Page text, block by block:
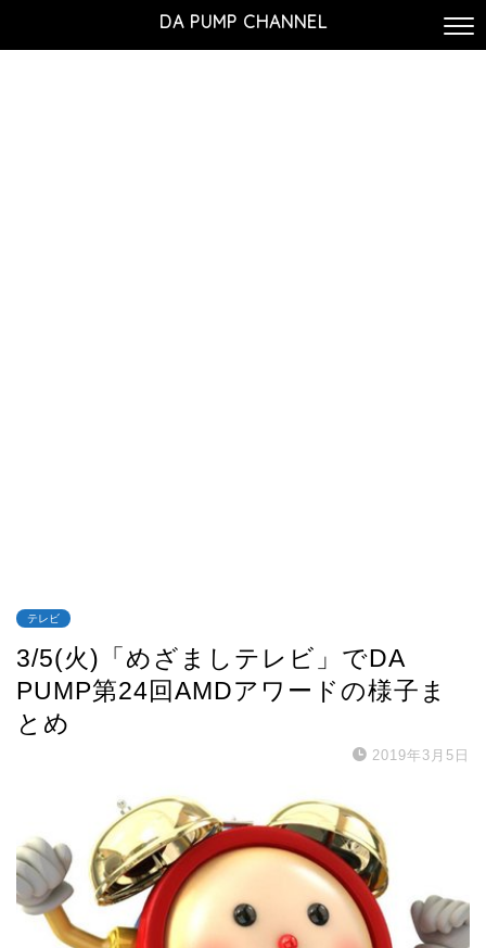
DA PUMP CHANNEL
テレビ
3/5(火)「めざましテレビ」でDA
PUMP第24回AMDアワードの様子ま
とめ
2019年3月5日